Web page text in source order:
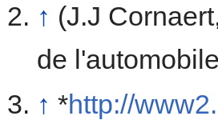
↑ (J.J
de
↑ *http://